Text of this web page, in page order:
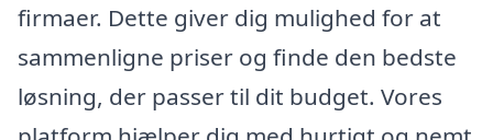
firmaer. Dette giver dig mulighed for at
sammenligne priser og finde den bedste
løsning, der passer til dit budget. Vores